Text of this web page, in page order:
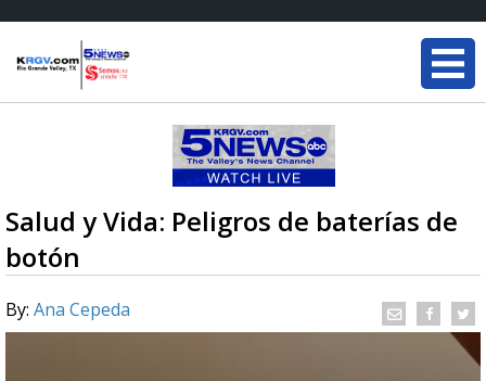
Salud y Vida: Peligros de baterías de
botón
By: Ana Cepeda